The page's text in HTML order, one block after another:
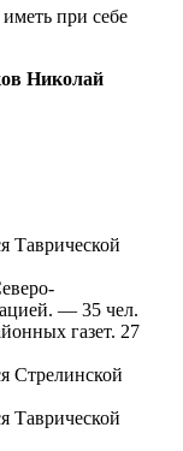
при себе
Николай
Таврической
— 35 чел.
газет. 27
Стрелинской
Таврической